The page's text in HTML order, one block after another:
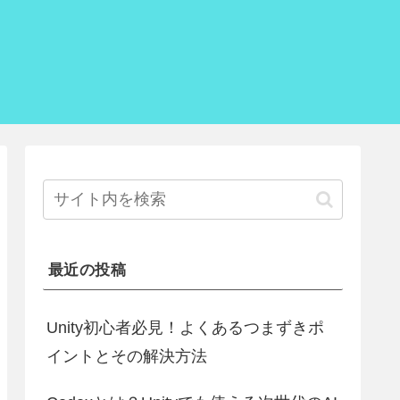
最近の投稿
Unity初心者必見！よくあるつまずきポ
イントとその解決方法